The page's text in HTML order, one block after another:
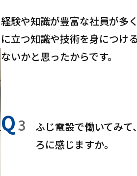
経験や知識が豊富な社員が多
に立つ知識や技術を身につけ
ないかと思ったからです。
Q3
ふじ電設で働いてみ
ろに感じますか。